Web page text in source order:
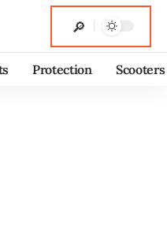
Protection Scooters